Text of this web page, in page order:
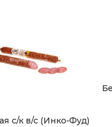
с/к в/с (Инко-Фуд)